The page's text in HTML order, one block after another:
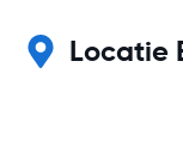
Locatie